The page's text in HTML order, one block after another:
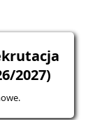
2027)